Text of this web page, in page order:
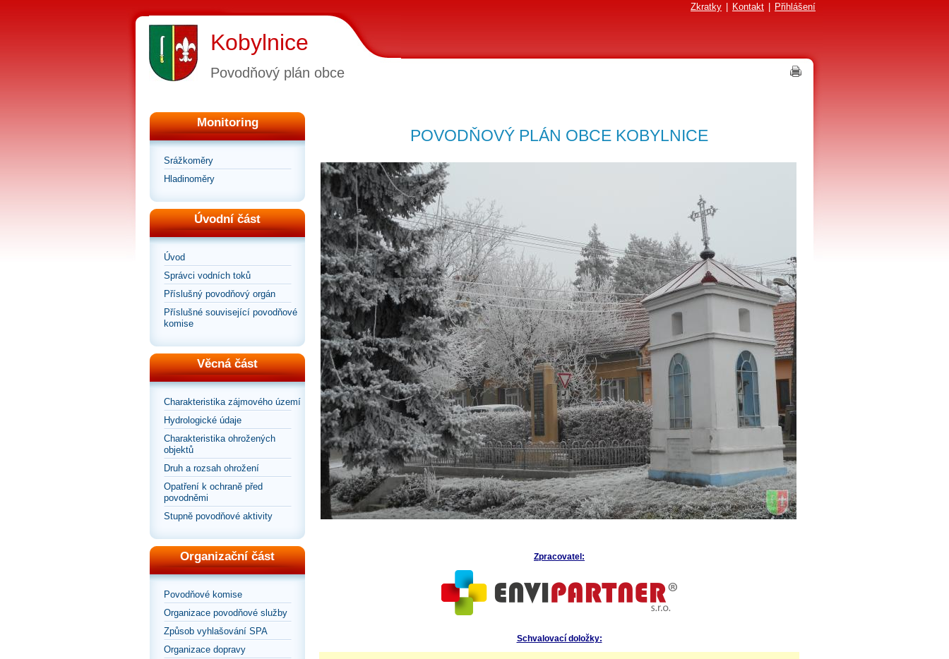
Zkratky Kontakt Přihlášení
Kobylnice
Povodňový plán obce
Monitoring
Srážkoměry
Hladinoměry
Úvodní část
Úvod
Správci vodních toků
Příslušný povodňový orgán
Příslušné související povodňové
komise
Věcná část
Charakteristika zájmového území
Hydrologické údaje
Charakteristika ohrožených
objektů
Druh a rozsah ohrožení
Opatření k ochraně před
povodněmi
Stupně povodňové aktivity
Organizační část
Povodňové komise
Organizace povodňové služby
Způsob vyhlašování SPA
Organizace dopravy
POVODŇOVÝ PLÁN OBCE KOBYLNICE
Zpracovatel:
Schvalovací doložky: